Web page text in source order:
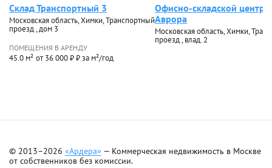
Склад Транспортный 3
Московская область, Химки, Транспортный
проезд , дом 3
ПОМЕЩЕНИЯ В АРЕНДУ
45.0 м² от 36 000 ₽ ₽ за м²/год
Офисно-складской центр
Аврора
Московская область, Химки,
проезд , влад. 2
© 2013–2026 «Ардера» — Коммерческая недвижимость в Москве
от собственников без комиссии.